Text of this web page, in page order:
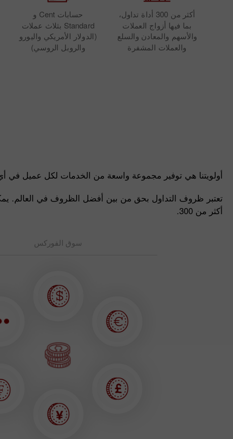
أكثر من 300 أداة تداول،
بما فيها أزواج العملات
والأسهم والمعادن والسلع
والعملات المشفرة
حسابات Cent و
Standard بثلاث عملات
(الدولار الأمريكي واليورو
والروبل الروسي)
أولويتنا هي توفير مجموعة واسعة من الخدمات لكل عميل
تعتبر ظروف التداول بحق من بين أفضل الظروف في العالم.
أكثر من 300.
سوق الفوركس